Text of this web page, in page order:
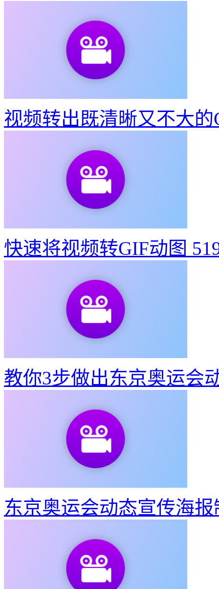
视频转出既清晰又不大的
快速将视频转GIF动图
教你3步做出东京奥运会
东京奥运会动态宣传海